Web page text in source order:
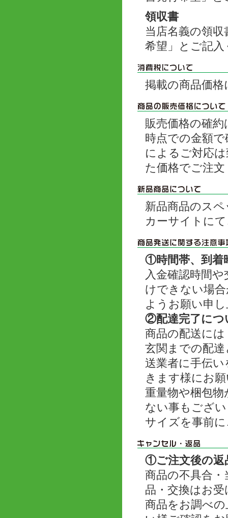
領収書
当店名義の領
希望」とご記
掲載の商品価
販売価格の確
時点での金額
によるご対応
た価格でご注
新品商品のス
カーサイトに
①時間帯、到着
入金確認時間
けできない場
ようお願い申
②配達完了につ
商品の配送に
玄関までの配
送業者に手伝
きます様にお
重量物や梱包
ない事もござ
サイズを事前
①ご注文後の返
商品の不具合
品・交換はお
商品をお調べ